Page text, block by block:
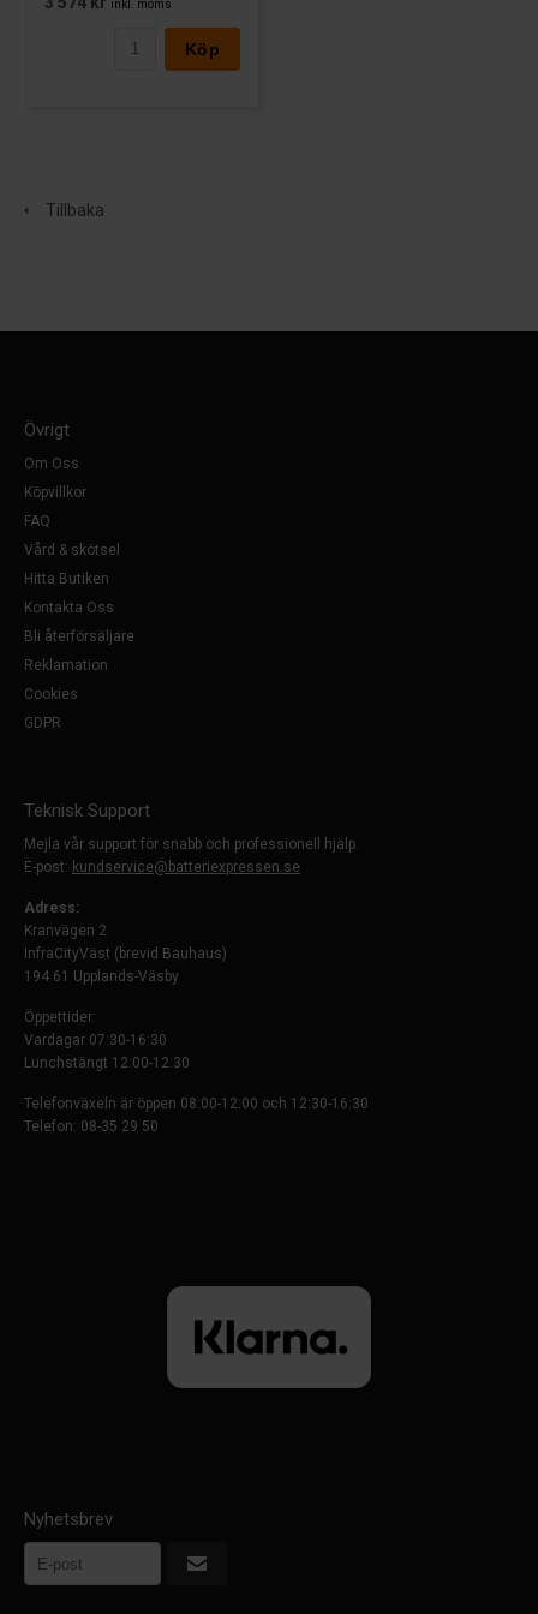
inkl. moms
Köp
Tillbaka
Övrigt
Om Oss
Köpvillkor
FAQ
Vård & skötsel
Hitta Butiken
Kontakta Oss
Bli återförsäljare
Reklamation
Cookies
GDPR
Teknisk Support
Mejla vår support för snabb och professionell hjälp.
E-post: kundservice@batteriexpressen.se
Adress:
Kranvägen 2
InfraCityVäst (brevid Bauhaus)
194 61 Upplands-Väsby
Öppettider:
Vardagar 07:30-16:30
Lunchstängt 12:00-12:30
Telefonväxeln är öppen 08:00-12:00 och 12:30-16:30
Telefon: 08-35 29 50
Nyhetsbrev